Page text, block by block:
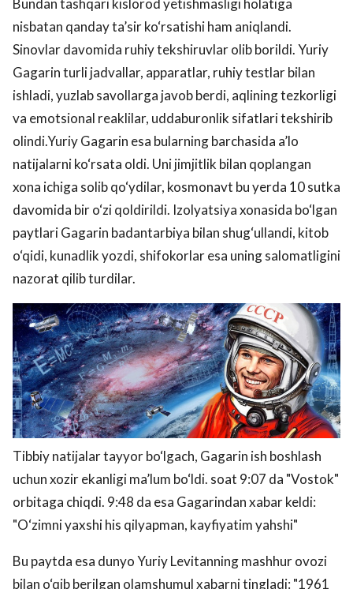
Bundan tashqari kislorod yetishmasligi holatiga
nisbatan qanday ta’sir ko‘rsatishi ham aniqlandi.
Sinovlar davomida ruhiy tekshiruvlar olib borildi. Yuriy
Gagarin turli jadvallar, apparatlar, ruhiy testlar bilan
ishladi, yuzlab savollarga javob berdi, aqlining tezkorligi
va emotsional reaklilar, uddaburonlik sifatlari tekshirib
olindi.Yuriy Gagarin esa bularning barchasida a’lo
natijalarni ko‘rsata oldi. Uni jimjitlik bilan qoplangan
xona ichiga solib qo‘ydilar, kosmonavt bu yerda 10 sutka
davomida bir o‘zi qoldirildi. Izolyatsiya xonasida bo‘lgan
paytlari Gagarin badantarbiya bilan shug‘ullandi, kitob
o‘qidi, kunadlik yozdi, shifokorlar esa uning salomatligini
nazorat qilib turdilar.
Tibbiy natijalar tayyor bo‘lgach, Gagarin ish boshlash
uchun xozir ekanligi ma’lum bo‘ldi. soat 9:07 da "Vostok"
orbitaga chiqdi. 9:48 da esa Gagarindan xabar keldi:
"O‘zimni yaxshi his qilyapman, kayfiyatim yahshi"
Bu paytda esa dunyo Yuriy Levitanning mashhur ovozi
bilan o‘qib berilgan olamshumul xabarni tingladi: "1961